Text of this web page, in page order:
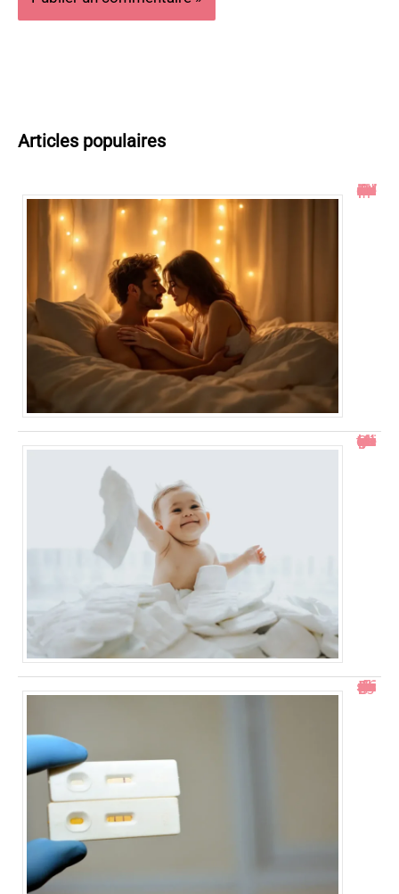
Articles populaires
Toucher le col de l’utérus pendant un rapport : ce qu’il faut savoir
Comment gérer un bébé qui se retourne pendant le change ?
Test de grossesse positif mais prise de sang négative : explications